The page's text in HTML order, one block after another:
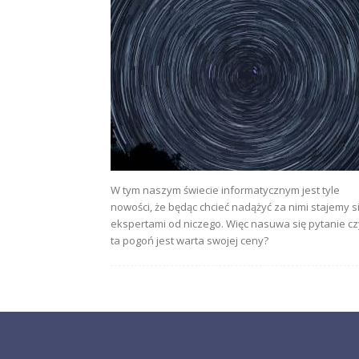
W tym naszym świecie informatycznym jest tyle
nowości, że będąc chcieć nadążyć za nimi stajemy
ekspertami od niczego. Więc nasuwa się pytanie
ta pogoń jest warta swojej ceny?